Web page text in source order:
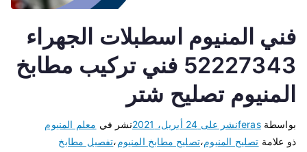
فني المنيوم اسطبلات الجهراء
52227343 فني تركيب مطابخ
المنيوم تصليح شتر
بواسطةferasنشر على 24 أبريل، 2021 نشر في معلم المنيوم
ذو علامة تصليح المنيوم،تصليح مطابخ المنيوم،تفصيل مطابخ